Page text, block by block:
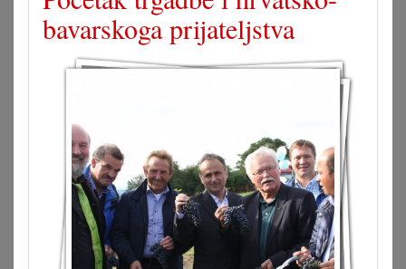
bavarskoga prijateljstva